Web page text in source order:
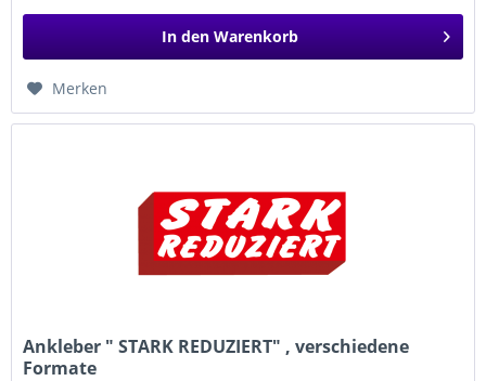
In den Warenkorb
Merken
Ankleber " STARK REDUZIERT" , verschiedene
Formate